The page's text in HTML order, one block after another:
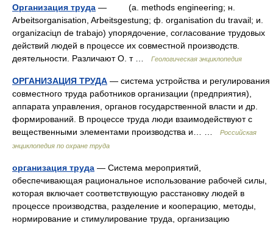
Организация труда — (a. methods engineering; н.
Arbeitsorganisation, Arbeitsgestung; ф. organisation du travail; и.
organizaciцn de trabajo) упорядочение, согласование трудовых
действий людей в процессе их совместной производств.
деятельности. Различают O. т …
Геологическая энциклопедия
ОРГАНИЗАЦИЯ ТРУДА — система устройства и регулирования
совместного труда работников организации (предприятия),
аппарата управления, органов государственной власти и др.
формирований. В процессе труда люди взаимодействуют с
вещественными элементами производства и… …
Российская
энциклопедия по охране труда
организация труда — Система мероприятий,
обеспечивающая рациональное использование рабочей силы,
которая включает соответствующую расстановку людей в
процессе производства, разделение и кооперацию, методы,
нормирование и стимулирование труда, организацию